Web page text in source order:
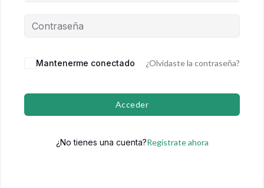
Mantenerme conectado ¿Olvidaste la contraseña?
Acceder
¿No tienes una cuenta?Regístrate ahora